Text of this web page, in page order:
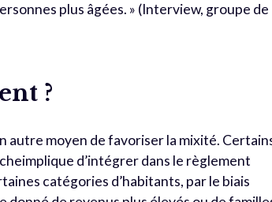
plus âgées. » (Interview, groupe de
?
autre moyen de favoriser la mixité.
d’intégrer dans le règlement
catégories d’habitants, par le biais